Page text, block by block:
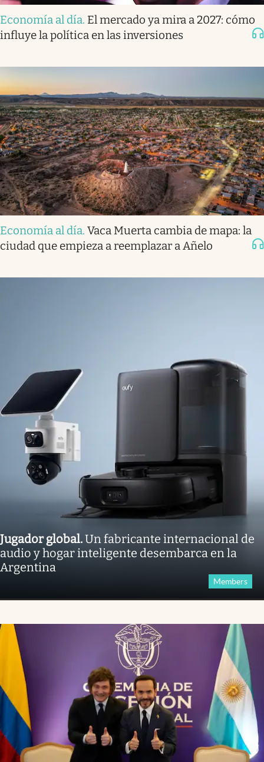
Economía al día. El mercado ya mira a 2027: cómo
influye la política en las inversiones
Economía al día. Vaca Muerta cambia de mapa: la
ciudad que empieza a reemplazar a Añelo
Jugador global.Un fabricante internacional de
audio y hogar inteligente desembarca en la
Argentina
Members